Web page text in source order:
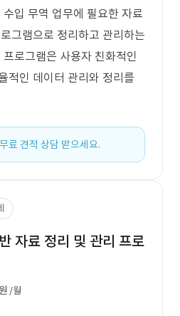
입 무역 업무에 필요한 자료
그램으로 정리하고 관리하는
로그램은 사용자 친화적인
적인 데이터 관리와 정리를
료 견적 상담 받으세요.
자료 정리 및 관리 프로
/월